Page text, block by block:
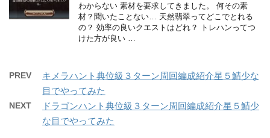
わからない 素材を要求してきました。 何その素
材？聞いたことない… 天然翡翠ってどこでとれる
の？ 効率の良いクエストはどれ？ トレハンってつ
けた方が良い …
PREV
キメラハント典位級３ターン周回編成紹介星５鯖少な
目でやってみた
NEXT
ドラゴンハント典位級３ターン周回編成紹介星５鯖少
な目でやってみた